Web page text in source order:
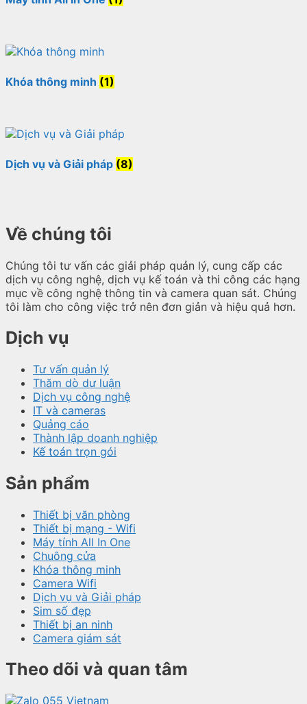
Khóa thông minh (1)
Dịch vụ và Giải pháp (8)
Về chúng tôi
Chúng tôi tư vấn các giải pháp quản lý, cung cấp các
dịch vụ công nghệ, dịch vụ kế toán và thi công các hạng
mục về công nghệ thông tin và camera quan sát. Chúng
tôi làm cho công việc trở nên đơn giản và hiệu quả hơn.
Dịch vụ
Tư vấn quản lý
Thăm dò dư luận
Dịch vụ công nghệ
IT và cameras
Quảng cáo
Thành lập doanh nghiệp
Kế toán trọn gói
Sản phẩm
Thiết bị văn phòng
Thiết bị mạng - Wifi
Máy tính All In One
Chuông cửa
Khóa thông minh
Camera Wifi
Dịch vụ và Giải pháp
Sim số đẹp
Thiết bị an ninh
Camera giám sát
Theo dõi và quan tâm